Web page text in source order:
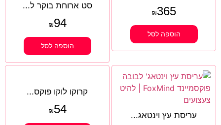
₪365
הוספה לסל
סט ארוחת בוקר ל...
₪94
הוספה לסל
עריסת עץ וינטאג...
קרוקו לוקו פוקס...
₪54